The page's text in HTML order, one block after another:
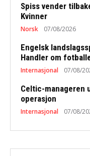
Spiss vender
Kvinner
Norsk 07/08/2026
Engelsk
Handler om
Internasjonal 07/08/
Celtic-manageren
operasjon
Internasjonal 07/08/